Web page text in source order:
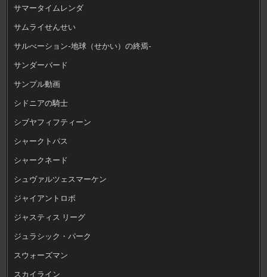
サマータイムレンダ
サムライせんせい
サルべーション-地球（せかい）の終焉-
サンダーバード
サンプル動画
シドニアの騎士
シブヤフィフティーン
シャークトパス
シャークネード
シュヴァルツェスマーケン
ジャイアントロボ
ジャスティス リーグ
ジュラシック・パーク
スウォーズマン
スカイライン